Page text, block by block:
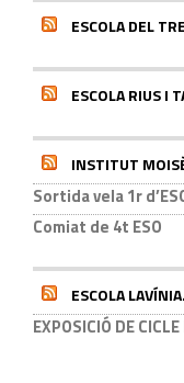
ESCOLA DEL
ESCOLA RIUS I
INSTITUT
Sortida vela 1r
Comiat de 4t ESO
ESCOLA
EXPOSICIÓ DE